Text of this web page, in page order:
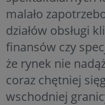
malało
działów obsługi
finansów czy
że rynek nie
coraz chętniej
wschodniej